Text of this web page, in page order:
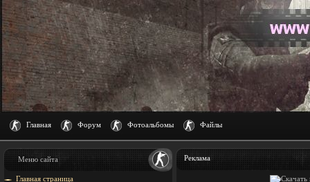
Главная Форум Фотоальбомы Файлы
Меню сайта
Главная страница
Реклама